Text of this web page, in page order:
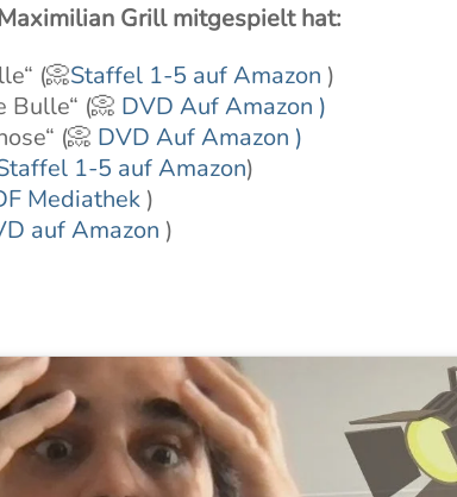
Grill mitgespielt hat:
(📀Staffel 1-5 auf Amazon )
Bulle“ (📀 DVD Auf Amazon )
(📀 DVD Auf Amazon )
1-5 auf Amazon)
Mediathek)
auf Amazon )